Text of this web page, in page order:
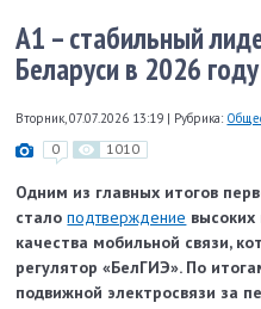
А1 – стабильный
Беларуси в 2026
Вторник, 07.07.2026 13:19 | Рубрика:
0 1010
Одним из главных итогов
сталоподтверждение
качества мобильной связи,
регулятор «БелГИЭ». По
подвижной электросвязи за